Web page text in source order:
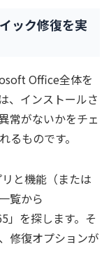
ック修復を実
Office全体を
、インストールさ
常がないかをチェ
るものです。
と機能（または
覧から
」を探します。そ
修復オプションが